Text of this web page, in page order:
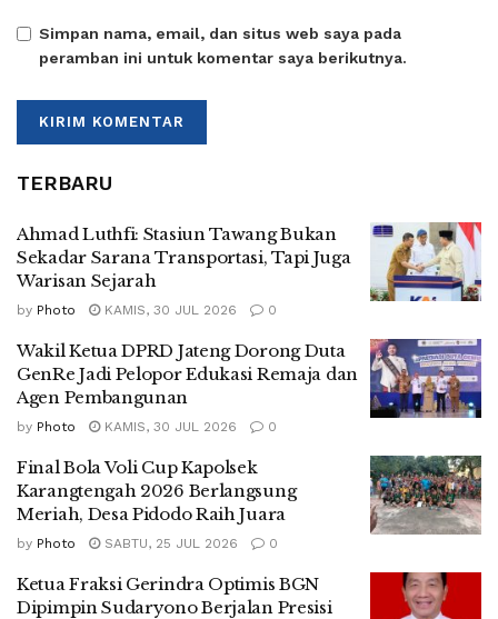
Simpan nama, email, dan situs web saya pada
peramban ini untuk komentar saya berikutnya.
TERBARU
Ahmad Luthfi: Stasiun Tawang Bukan
Sekadar Sarana Transportasi, Tapi Juga
Warisan Sejarah
by Photo KAMIS, 30 JUL 2026 0
Wakil Ketua DPRD Jateng Dorong Duta
GenRe Jadi Pelopor Edukasi Remaja dan
Agen Pembangunan
by Photo KAMIS, 30 JUL 2026 0
Final Bola Voli Cup Kapolsek
Karangtengah 2026 Berlangsung
Meriah, Desa Pidodo Raih Juara
by Photo SABTU, 25 JUL 2026 0
Ketua Fraksi Gerindra Optimis BGN
Dipimpin Sudaryono Berjalan Presisi